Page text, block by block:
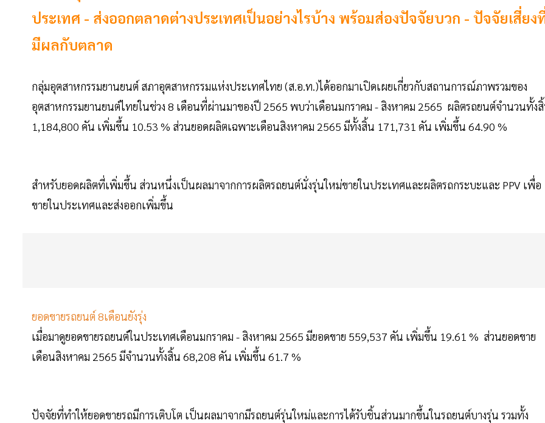
ประเทศ - ส่งออกตลาดต่างประเทศเป็นอย่างไรบ้าง พร้อมส่องปัจจัยบวก - ปัจจัยเสี่ยง
มีผลกับตลาด
กลุ่มอุตสาหกรรมยานยนต์ สภาอุตสาหกรรมแห่งประเทศไทย (ส.อ.ท.)ได้ออกมาเปิดเผยเกี่ยวกับสถานการณ์ภาพรวมของ
อุตสาหกรรมยานยนต์ไทยในช่วง 8 เดือนที่ผ่านมาของปี 2565 พบว่าเดือนมกราคม - สิงหาคม 2565 ผลิตรถยนต์จำนวนทั้ง
1,184,800 คัน เพิ่มขึ้น 10.53 % ส่วนยอดผลิตเฉพาะเดือนสิงหาคม 2565 มีทั้งสิ้น 171,731 คัน เพิ่มขึ้น 64.90 %
สำหรับยอดผลิตที่เพิ่มขึ้น ส่วนหนึ่งเป็นผลมาจากการผลิตรถยนต์นั่งรุ่นใหม่ขายในประเทศและผลิตรถกระบะและ PPV เพื่อ
ขายในประเทศและส่งออกเพิ่มขึ้น
ยอดขายรถยนต์ 8เดือนยังรุ่ง
เมื่อมาดูยอดขายรถยนต์ในประเทศเดือนมกราคม - สิงหาคม 2565 มียอดขาย 559,537 คัน เพิ่มขึ้น 19.61 % ส่วนยอดขาย
เดือนสิงหาคม 2565 มีจำนวนทั้งสิ้น 68,208 คัน เพิ่มขึ้น 61.7 %
ปัจจัยที่ทำให้ยอดขายรถมีการเติบโต เป็นผลมาจากมีรถยนต์รุ่นใหม่และการได้รับชิ้นส่วนมากขึ้นในรถยนต์บางรุ่น รวมทั้ง